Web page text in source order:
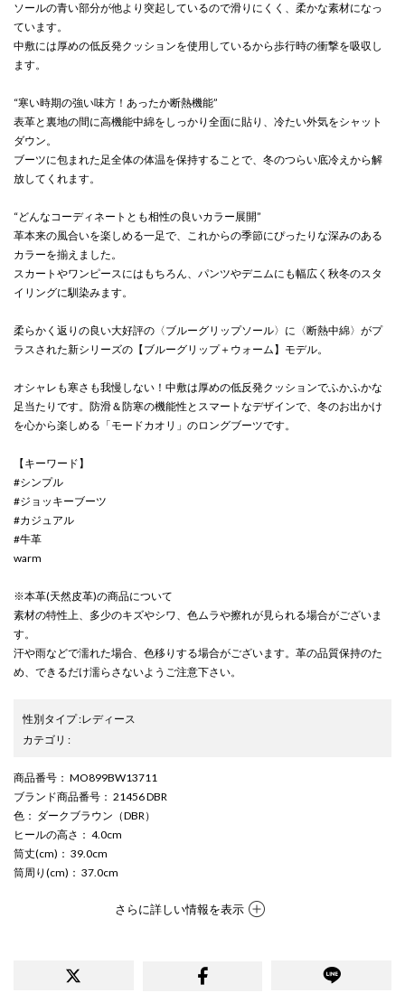
ソールの青い部分が他より突起しているので滑りにくく、柔かな素材になっ
ています。
中敷には厚めの低反発クッションを使用しているから歩行時の衝撃を吸収し
ます。
“寒い時期の強い味方！あったか断熱機能”
表革と裏地の間に高機能中綿をしっかり全面に貼り、冷たい外気をシャット
ダウン。
ブーツに包まれた足全体の体温を保持することで、冬のつらい底冷えから解
放してくれます。
“どんなコーディネートとも相性の良いカラー展開”
革本来の風合いを楽しめる一足で、これからの季節にぴったりな深みのある
カラーを揃えました。
スカートやワンピースにはもちろん、パンツやデニムにも幅広く秋冬のスタ
イリングに馴染みます。
柔らかく返りの良い大好評の〈ブルーグリップソール〉に〈断熱中綿〉がプ
ラスされた新シリーズの【ブルーグリップ＋ウォーム】モデル。
オシャレも寒さも我慢しない！中敷は厚めの低反発クッションでふかふかな
足当たりです。防滑＆防寒の機能性とスマートなデザインで、冬のお出かけ
を心から楽しめる「モードカオリ」のロングブーツです。
【キーワード】
#シンプル
#ジョッキーブーツ
#カジュアル
#牛革
warm
※本革(天然皮革)の商品について
素材の特性上、多少のキズやシワ、色ムラや擦れが見られる場合がございま
す。
汗や雨などで濡れた場合、色移りする場合がございます。革の品質保持のた
め、できるだけ濡らさないようご注意下さい。
性別タイプ:レディース
カテゴリ :
商品番号 ： MO899BW13711
ブランド商品番号 ： 21456 DBR
色 ： ダークブラウン（DBR）
ヒールの高さ ： 4.0cm
筒丈(cm) ： 39.0cm
筒周り(cm) ： 37.0cm
さらに詳しい情報を表示